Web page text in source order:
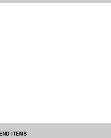
ります。洗濯後、形を整えて干して
御使用はおさけ下さい。アイロンを
。刺繍部分・ネーム部分にはアイロ
ITEMS